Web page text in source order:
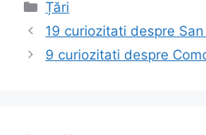
Categorii
Țări
19 curiozitati despre
9 curiozitati despre